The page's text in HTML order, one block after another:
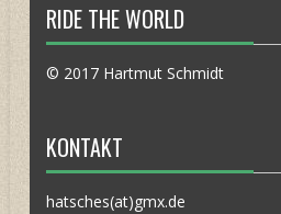
RIDE THE WORLD
© 2017 Hartmut Schmidt
KONTAKT
hatsches(at)gmx.de